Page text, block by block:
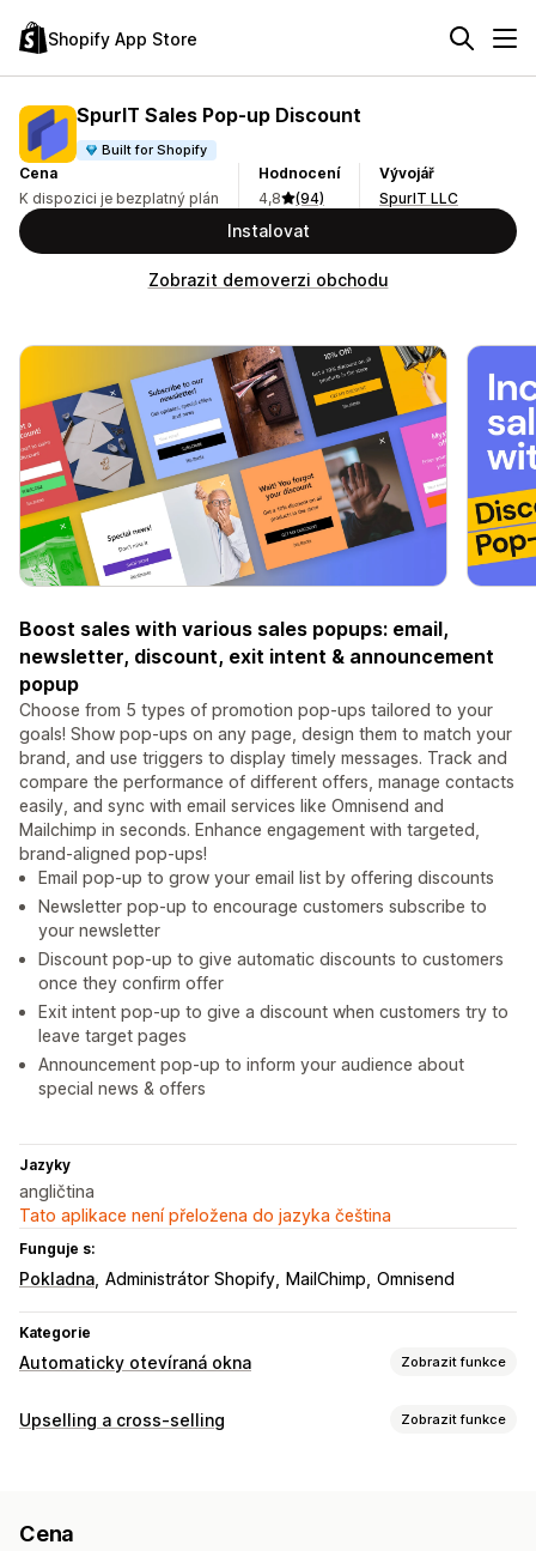
Shopify App Store
SpurIT Sales Pop‑up Discount
Built for Shopify
Cena
K dispozici je bezplatný plán
Hodnocení
4,8
(94)
Vývojář
SpurIT LLC
Instalovat
Zobrazit demoverzi obchodu
Boost sales with various sales popups: email,
newsletter, discount, exit intent & announcement
popup
Choose from 5 types of promotion pop-ups tailored to your
goals! Show pop-ups on any page, design them to match your
brand, and use triggers to display timely messages. Track and
compare the performance of different offers, manage contacts
easily, and sync with email services like Omnisend and
Mailchimp in seconds. Enhance engagement with targeted,
brand-aligned pop-ups!
Email pop-up to grow your email list by offering discounts
Newsletter pop-up to encourage customers subscribe to
your newsletter
Discount pop-up to give automatic discounts to customers
once they confirm offer
Exit intent pop-up to give a discount when customers try to
leave target pages
Announcement pop-up to inform your audience about
special news & offers
Jazyky
angličtina
Tato aplikace není přeložena do jazyka čeština
Funguje s:
Pokladna Administrátor Shopify MailChimp Omnisend
Kategorie
Automaticky otevíraná okna Zobrazit funkce
Typy automaticky otevíraných oken
Upselling a cross-selling Zobrazit funkce
Cena